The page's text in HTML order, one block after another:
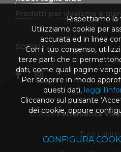
Prodotti per vivaismo e
SOCIAL
© 2026Ferramenta
Tutti i diritti
Rispettiamo la
Utilizziamo cookie per
accurata ed in linea
Con il tuo consenso,
terze parti che ci
dati, come quali pagine
Per scoprire in modo
questi dati, leggi
Cliccando sul pulsante
dei cookie, oppure
CONFIGURA